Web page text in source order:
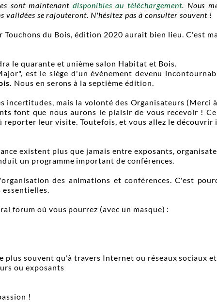
sont maintenant disponibles au téléchargement. Nous
validées se rajouteront. N'hésitez pas à consulter souvent !
du Bois, édition 2020 aurait bien lieu. C'est
le quarante et unième salon Habitat et Bois.
, est le siège d'un événement devenu
Nous en serons à la septième édition.
mais la volonté des Organisateurs (Merci
font que nous aurons le plaisir de vous recevoir !
leur visite. Toutefois, et vous allez le découvrir
existent plus que jamais entre exposants,
un programme important de conférences.
des animations et conférences. C'est
forum où vous pourrez (avec un masque) :
plus souvent qu'à travers Internet ou réseaux sociaux
ou exposants
!